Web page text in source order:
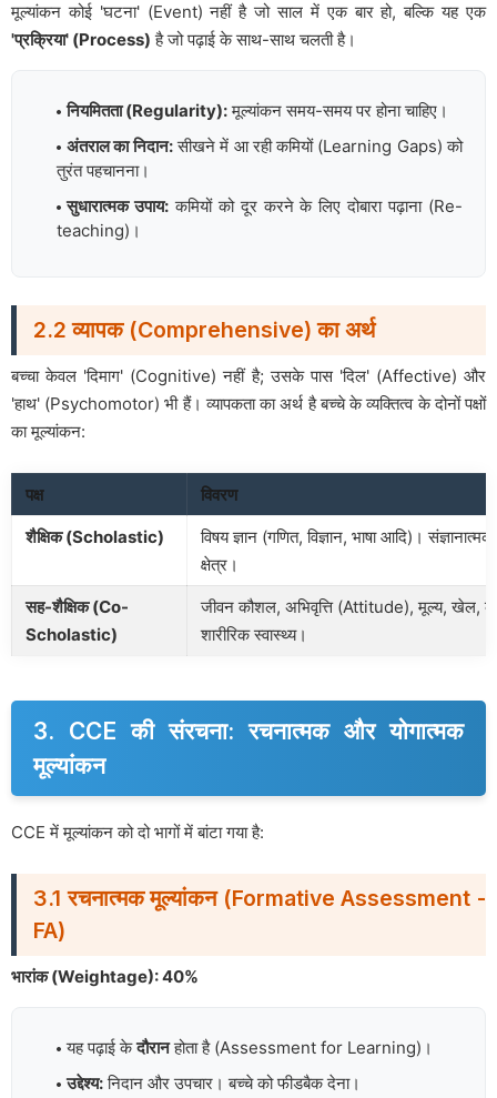
मूल्यांकन कोई 'घटना' (Event) नहीं है जो साल में एक बार हो, बल्कि यह एक
'प्रक्रिया' (Process) है जो पढ़ाई के साथ-साथ चलती है।
नियमितता (Regularity):मूल्यांकन समय-समय पर होना चाहिए।
अंतराल का निदान:सीखने में आ रही कमियों (Learning Gaps) को
तुरंत पहचानना।
सुधारात्मक उपाय:कमियों को दूर करने के लिए दोबारा पढ़ाना (Re-
teaching)।
2.2 व्यापक (Comprehensive) का अर्थ
बच्चा केवल 'दिमाग' (Cognitive) नहीं है; उसके पास 'दिल' (Affective) और
'हाथ' (Psychomotor) भी हैं। व्यापकता का अर्थ है बच्चे के व्यक्तित्व के दोनों पक्षों
का मूल्यांकन:
पक्ष
विवरण
शैक्षिक (Scholastic)
विषय ज्ञान (गणित, विज्ञान, भाषा आदि)। संज्ञानात्मक
क्षेत्र।
सह-शैक्षिक (Co-
Scholastic)
जीवन कौशल, अभिवृत्ति (Attitude), मूल्य, खेल,
शारीरिक स्वास्थ्य।
3. CCE की संरचना: रचनात्मक और योगात्मक
मूल्यांकन
CCE में मूल्यांकन को दो भागों में बांटा गया है:
3.1 रचनात्मक मूल्यांकन (Formative Assessment -
FA)
भारांक (Weightage): 40%
यह पढ़ाई केदौरानहोता है (Assessment for Learning)।
उद्देश्य:निदान और उपचार। बच्चे को फीडबैक देना।